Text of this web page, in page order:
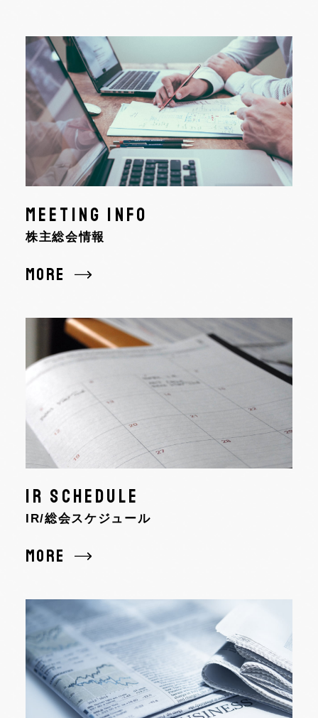
MEETING INFO
株主総会情報
MORE
IR SCHEDULE
IR/総会スケジュール
MORE